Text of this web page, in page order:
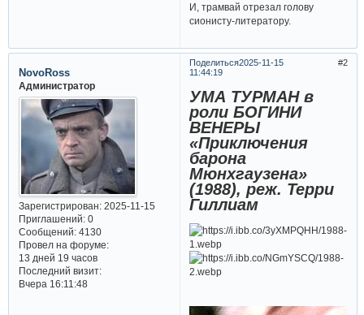
И, трамвай отрезал голову
сионисту-литератору.
Поделиться 2
2025-11-15
11:44:19
NovoRoss
Администратор
Зарегистрирован: 2025-11-15
Приглашений:0
Сообщений:4130
Провел на форуме:
13 дней 19 часов
Последний визит:
Вчера 16:11:48
УМА ТУРМАН в
роли БОГИНИ
ВЕНЕРЫ
«Приключения
барона
Мюнхгаузена»
(1988), реж. Терри
Гиллиам